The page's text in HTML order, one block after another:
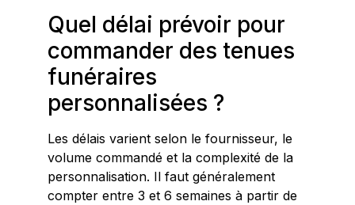
Quel délai prévoir pour
commander des tenues
funéraires
personnalisées ?
Les délais varient selon le fournisseur, le
volume commandé et la complexité de la
personnalisation. Il faut généralement
compter entre 3 et 6 semaines à partir de